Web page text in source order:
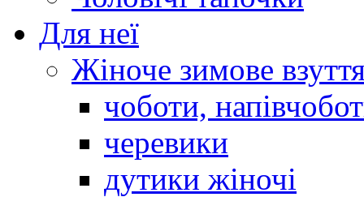
Для неї
Жіноче зимове
чоботи,
черевики
дутики жіночі